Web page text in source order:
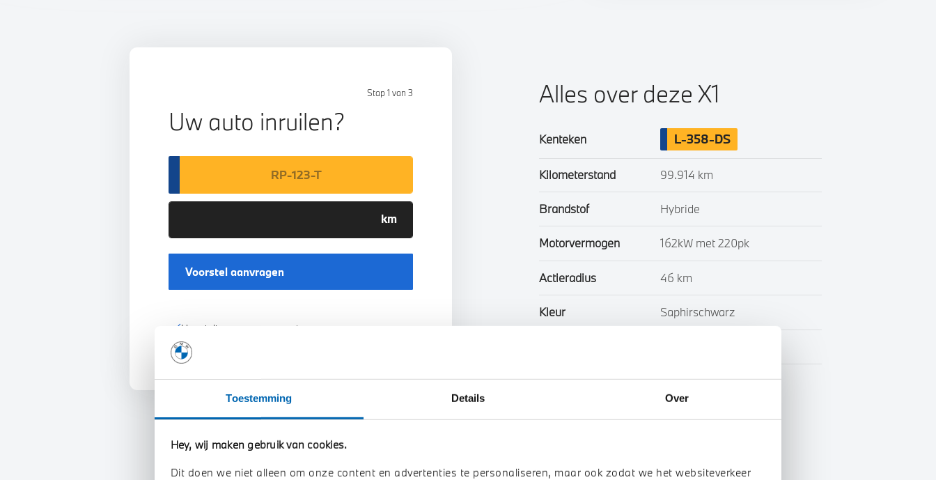
Toestemming Details Over
Hey, wij maken gebruik van cookies.
Dit doen we niet alleen om onze content en advertenties te personaliseren, maar ook zodat we het websiteverkeer
Stap 1 van 3
Uw auto inruilen?
Voorstel aanvragen
U vertelt meer over uw auto
We verrekenen de waarde van uw auto
Alles over deze X1
Kenteken L-358-DS
Kilometerstand 99.914 km
Brandstof Hybride
Motorvermogen 162kW met 220pk
Actieradius 46 km
Kleur Saphirschwarz
Btw/Marge BTW